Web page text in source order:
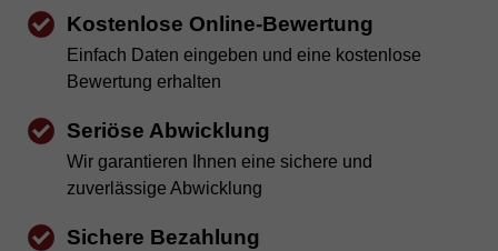
Kostenlose Online-Bewertung
Einfach Daten eingeben und eine kostenlose
Bewertung erhalten
Seriöse Abwicklung
Wir garantieren Ihnen eine sichere und
zuverlässige Abwicklung
Sichere Bezahlung